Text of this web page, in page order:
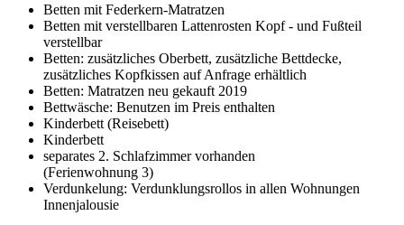
Betten mit Federkern-Matratzen
Betten mit verstellbaren Lattenrosten Kopf - und Fußteil
verstellbar
Betten: zusätzliches Oberbett, zusätzliche Bettdecke,
zusätzliches Kopfkissen auf Anfrage erhältlich
Betten: Matratzen neu gekauft 2019
Bettwäsche: Benutzen im Preis enthalten
Kinderbett (Reisebett)
Kinderbett
separates 2. Schlafzimmer vorhanden
(Ferienwohnung 3)
Verdunkelung: Verdunklungsrollos in allen Wohnungen
Innenjalousie